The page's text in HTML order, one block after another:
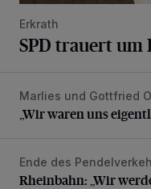
Erkrath
SPD trauert um
„Wir waren uns
Marlies und Gottfried
„Wir waren uns
Rheinbahn: „Wir
Ende des
Rheinbahn: „Wir